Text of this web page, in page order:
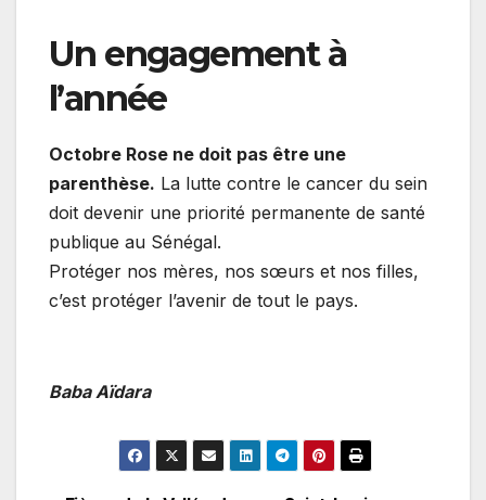
Un engagement à
l’année
Octobre Rose ne doit pas être une
parenthèse. La lutte contre le cancer du sein
doit devenir une priorité permanente de santé
publique au Sénégal.
Protéger nos mères, nos sœurs et nos filles,
c’est protéger l’avenir de tout le pays.
Baba Aïdara